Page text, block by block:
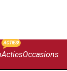
Acties
ACTIES!
Occasions